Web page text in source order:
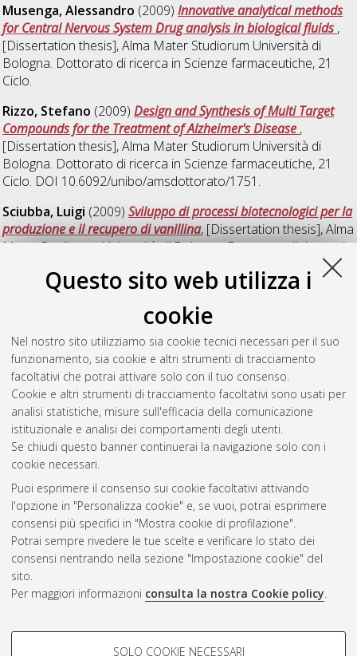
Questo sito web utilizza i
cookie
Nel nostro sito utilizziamo sia cookie tecnici necessari per il suo
funzionamento, sia cookie e altri strumenti di tracciamento
facoltativi che potrai attivare solo con il tuo consenso.
Cookie e altri strumenti di tracciamento facoltativi sono usati per
analisi statistiche, misure sull'efficacia della comunicazione
istituzionale e analisi dei comportamenti degli utenti.
Se chiudi questo banner continuerai la navigazione solo con i
cookie necessari.
Puoi esprimere il consenso sui cookie facoltativi attivando
l'opzione in "Personalizza cookie" e, se vuoi, potrai esprimere
consensi più specifici in "Mostra cookie di profilazione".
Potrai sempre rivedere le tue scelte e verificare lo stato dei
consensi rientrando nella sezione "Impostazione cookie" del
sito.
Per maggiori informazioni consulta la nostra Cookie policy.
COOKIE DI PROFILAZIONE -
SOLO COOKIE NECESSARI
Musenga, Alessandro (2009)Innovative analytical methods
for Central Nervous System Drug analysis in biological fluids ,
[Dissertation thesis], Alma Mater Studiorum Università di
Bologna. Dottorato di ricerca in Scienze farmaceutiche, 21
Ciclo.
Rizzo, Stefano (2009)Design and Synthesis of Multi Target
Compounds for the Treatment of Alzheimer's Disease ,
[Dissertation thesis], Alma Mater Studiorum Università di
Bologna. Dottorato di ricerca in Scienze farmaceutiche, 21
Ciclo. DOI 10.6092/unibo/amsdottorato/1751.
Sciubba, Luigi (2009)Sviluppo di processi biotecnologici per la
produzione e il recupero di vanillina, [Dissertation thesis], Alma
Mater Studiorum Università di Bologna. Dottorato di ricerca in
Ugenti, Maria Paola (2009) Characterization of L-type
Calcium Channel Binding-Site of a new class of Calcium
modulators by a Multidisciplinary approach
thesis], Alma Mater Studiorum Università di Bologna.
Dottorato di ricerca inScienze farmaceutiche, 21 Ciclo. DOI
10.6092/unibo/amsdottorato/1277.
Questa lista e' stata generata ilFri Aug 7 20:36:24 2026 CEST
Atom
Rss 1.0
Rss 2.0
ISSN: 2038-7946
Impostazioni Cookie